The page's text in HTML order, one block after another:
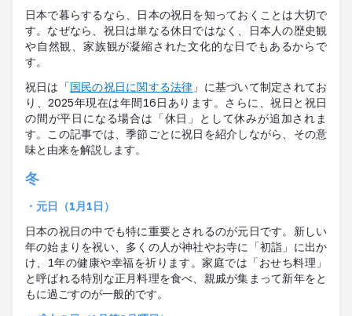
日本で暮らするなら、 日本の祝日を知っておくことは大切で
す。なぜなら、 祝日は単なる休日ではなく、日本人の歴史観
や自然観、家族観が凝縮された文化的な日でもあるからで
す。
祝日は「国民の祝日に関する法律 」に基づいて制定されてお
り、 2025年現在は年間16日あります 。 さらに、祝日と祝日
の間が平日になる場合は「休日」として休みが追加されま
す。 この記事では 、季節ごとに祝日を紹介しながら、その意
味と由来を解説します。
冬
・元日（1 月1日）
日本の祝日の中でも特に重要とされるのが元日です。新しい
年の始まりを祝い、多くの人が神社やお寺に「初詣」に出か
け、 1年の健康や幸福を祈ります。家庭では「おせち料理」
と呼ばれる特別な正月料理を食べ、親戚が集まって新年をと
もに過ごすのが一般的です。